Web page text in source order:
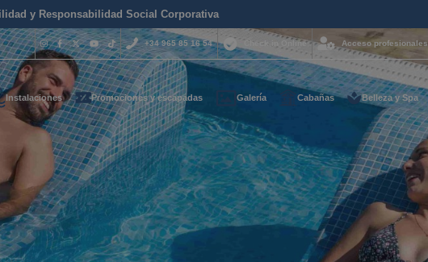
y Responsabilidad Social Corporativa
+34 965 85 16 54
¿Necesitas ayuda y quieres
contactar con nosotros?
+34 965 85 16 54
reservas@magichotelgroup.com
de contacto y te
posible
Check in Online Acceso profesionales
Instalaciones Promociones y escapadas Galería Cabañas Belleza y Spa